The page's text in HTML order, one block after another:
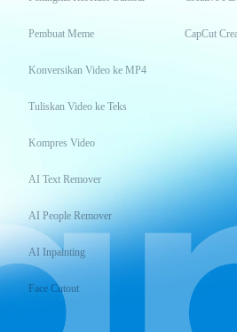
Pembuat Meme
Konversikan Video ke MP4
Tuliskan Video ke Teks
Kompres Video
AI Text Remover
AI People Remover
AI Inpainting
Face Cutout
CapCut